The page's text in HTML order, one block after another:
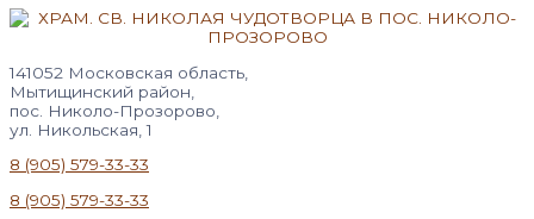
141052 Московская область,
Мытищинский район,
пос. Николо-Прозорово,
ул. Никольская, 1
8 (905) 579-33-33
8 (905) 579-33-33